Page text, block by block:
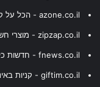
azone.co.il - הכל על קניה באמזון
zipzap.co.il - מוצרי חשמל במחירים הגיוניים
fnews.co.il - חדשות כלכלה
giftim.co.il - קניות באינטרנט